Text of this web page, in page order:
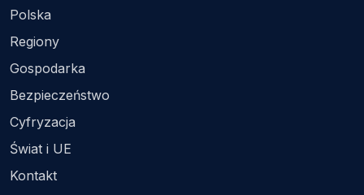
Polska
Regiony
Gospodarka
Bezpieczeństwo
Cyfryzacja
Świat i UE
Kontakt